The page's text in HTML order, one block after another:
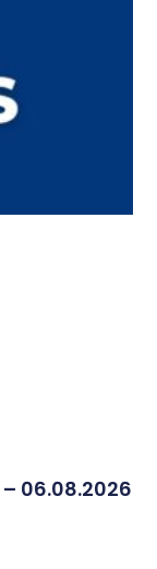
06.08.2026